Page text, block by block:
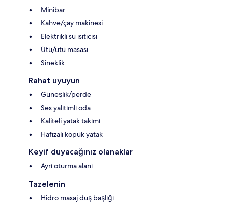
Minibar
Kahve/çay makinesi
Elektrikli su ısıtıcısı
Ütü/ütü masası
Sineklik
Rahat uyuyun
Güneşlik/perde
Ses yalıtımlı oda
Kaliteli yatak takımı
Hafızalı köpük yatak
Keyif duyacağınız olanaklar
Ayrı oturma alanı
Tazelenin
Hidro masaj duş başlığı